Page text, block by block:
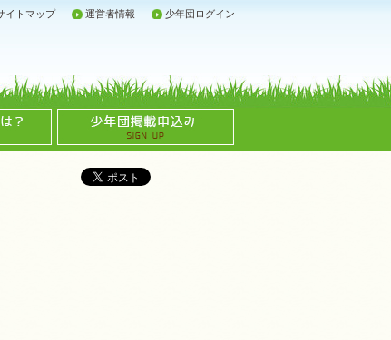
イトマップ 運営者情報 少年団ログイン